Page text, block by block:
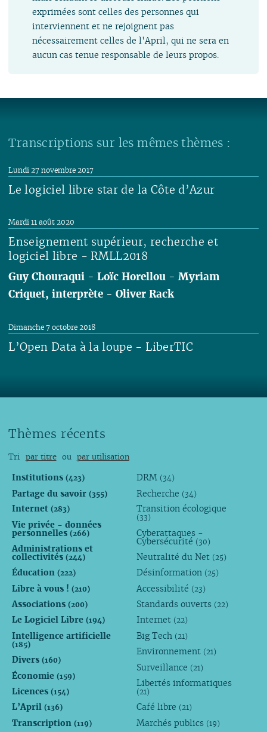
exprimées sont celles des personnes qui
interviennent et ne rejoignent pas
nécessairement celles de l'April, qui ne sera en
aucun cas tenue responsable de leurs propos.
Transcriptions sur les mêmes thèmes :
Le logiciel libre star de la Côte d’Azur
Lundi 27 novembre 2017
Enseignement supérieur, recherche et
logiciel libre - RMLL2018
Mardi 11 août 2020
Guy Chouraqui -Loïc Horellou -Myriam
Criquet, interprète -Oliver Rack
Lire
L’Open Data à la loupe - LiberTIC
Dimanche 7 octobre 2018
Thèmes récents
Tri par titre ou par utilisation
Institutions (423)
Partage du savoir (355)
Internet (283)
Vie privée - données
personnelles (266)
Administrations et
collectivités (244)
Éducation (222)
Libre à vous ! (210)
Associations (200)
Le Logiciel Libre (194)
Intelligence artificielle
(185)
Divers (160)
Économie (159)
Licences (154)
L’April (136)
Transcription (119)
DRM (34)
Recherche (34)
Transition écologique
(33)
Cyberattaques -
Cybersécurité (30)
Neutralité du Net (25)
Désinformation (25)
Accessibilité (23)
Standards ouverts (22)
Internet (22)
Big Tech (21)
Environnement (21)
Surveillance (21)
Libertés informatiques
(21)
Café libre (21)
Marchés publics (19)